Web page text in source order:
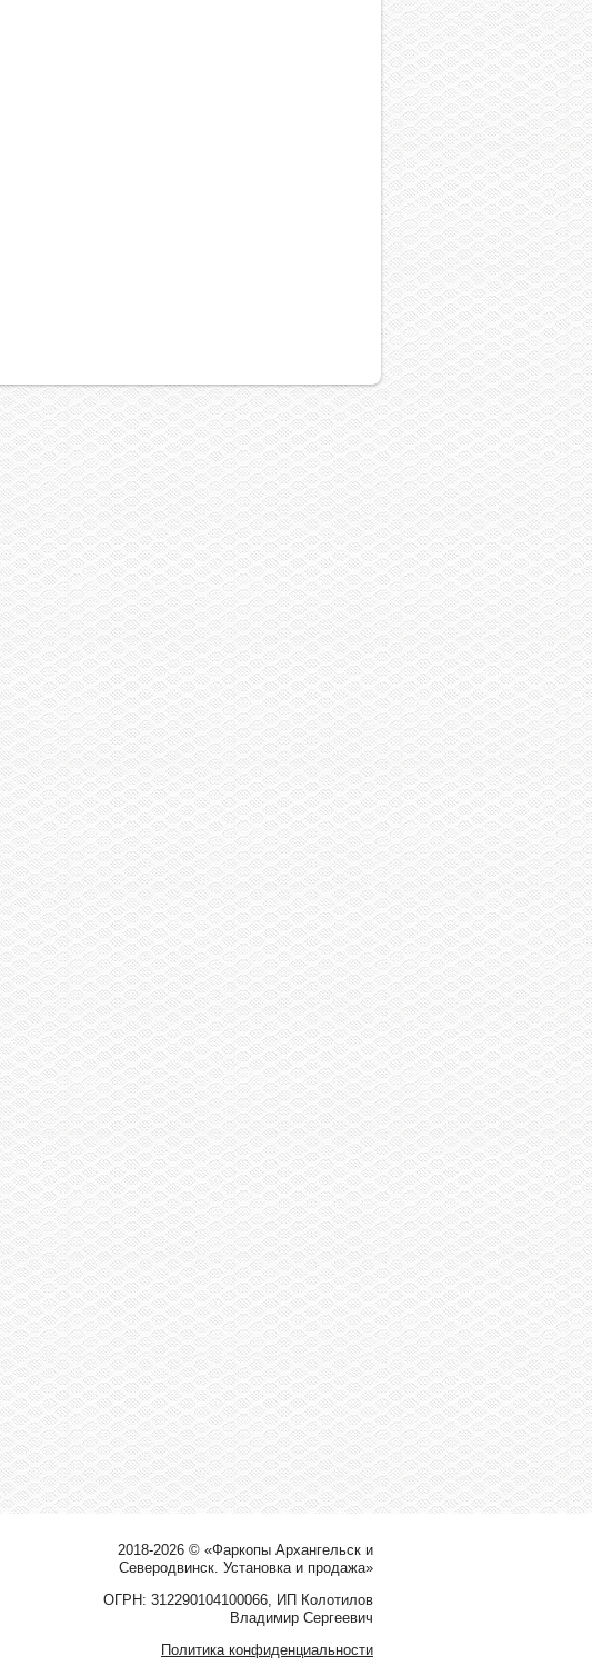
2018-2026 © «Фаркопы Архангельск и
Северодвинск. Установка и продажа»
ОГРН: 312290104100066, ИП Колотилов
Владимир Сергеевич
Политика конфиденциальности